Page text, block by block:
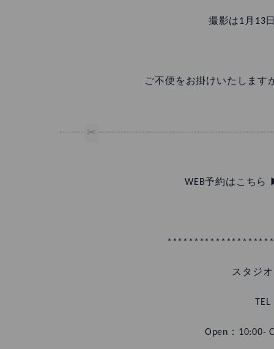
撮影は1月13
ご不便をお掛けいたします
WEB予約はこちら
スタジ
Open：10:00-